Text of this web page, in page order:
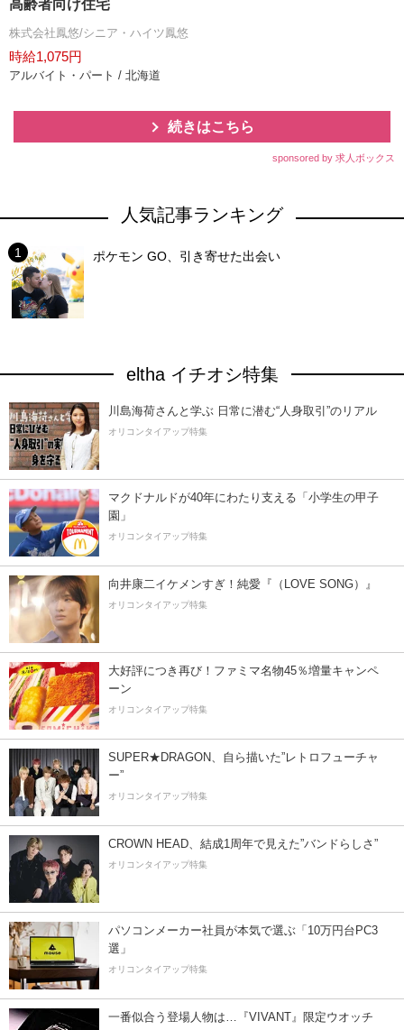
高齢者向け住宅
株式会社鳳悠/シニア・ハイツ鳳悠
時給1,075円
アルバイト・パート / 北海道
続きはこちら
sponsored by 求人ボックス
人気記事ランキング
ポケモン GO、引き寄せた出会い
eltha イチオシ特集
川島海荷さんと学ぶ 日常に潜む“人身取引”のリアル
オリコンタイアップ特集
マクドナルドが40年にわたり支える「小学生の甲子
園」
オリコンタイアップ特集
向井康二イケメンすぎ！純愛『（LOVE SONG）』
オリコンタイアップ特集
大好評につき再び！ファミマ名物45％増量キャンペ
ーン
オリコンタイアップ特集
SUPER★DRAGON、自ら描いた”レトロフューチャ
ー”
オリコンタイアップ特集
CROWN HEAD、結成1周年で見えた”バンドらしさ”
オリコンタイアップ特集
パソコンメーカー社員が本気で選ぶ「10万円台PC3
選」
オリコンタイアップ特集
一番似合う登場人物は…『VIVANT』限定ウオッチ